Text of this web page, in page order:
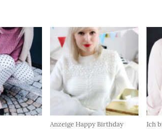
Anzeige Happy Birthday
Ich